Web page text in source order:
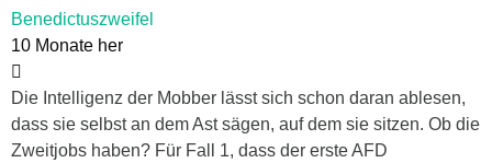
Benedictuszweifel
10 Monate her
Die Intelligenz der Mobber lässt sich schon daran ablesen,
dass sie selbst an dem Ast sägen, auf dem sie sitzen. Ob die
Zweitjobs haben? Für Fall 1, dass der erste AFD